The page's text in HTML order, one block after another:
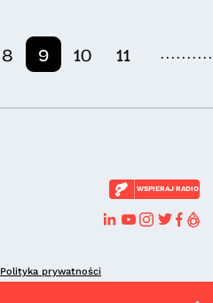
8 9 10 11
WSPIERAJ RADIO
Polityka prywatności